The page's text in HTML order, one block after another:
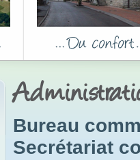
Bureau
Secrétariat